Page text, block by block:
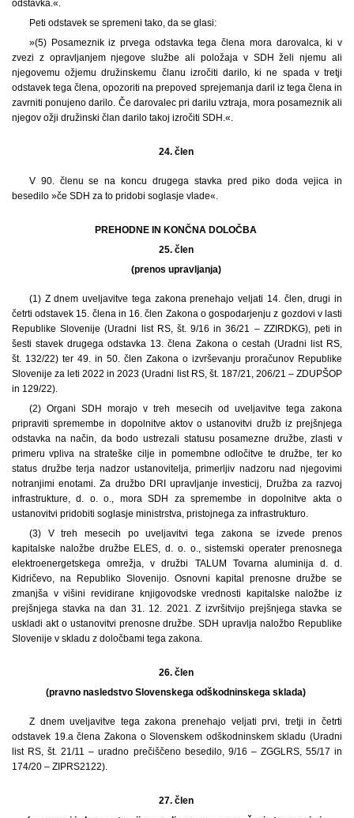
odstavka.«.
Peti odstavek se spremeni tako, da se glasi:
»(5) Posameznik iz prvega odstavka tega člena mora darovalca, ki v
zvezi z opravljanjem njegove službe ali položaja v SDH želi njemu ali
njegovemu ožjemu družinskemu članu izročiti darilo, ki ne spada v tretji
odstavek tega člena, opozoriti na prepoved sprejemanja daril iz tega člena in
zavrniti ponujeno darilo. Če darovalec pri darilu vztraja, mora posameznik ali
njegov ožji družinski član darilo takoj izročiti SDH.«.
24. člen
V 90. členu se na koncu drugega stavka pred piko doda vejica in
besedilo »če SDH za to pridobi soglasje vlade«.
PREHODNE IN KONČNA DOLOČBA
25. člen
(prenos upravljanja)
(1) Z dnem uveljavitve tega zakona prenehajo veljati 14. člen, drugi in
četrti odstavek 15. člena in 16. člen Zakona o gospodarjenju z gozdovi v lasti
Republike Slovenije (Uradni list RS, št. 9/16 in 36/21 – ZZIRDKG), peti in
šesti stavek drugega odstavka 13. člena Zakona o cestah (Uradni list RS,
št. 132/22) ter 49. in 50. člen Zakona o izvrševanju proračunov Republike
Slovenije za leti 2022 in 2023 (Uradni list RS, št. 187/21, 206/21 – ZDUPŠOP
in 129/22).
(2) Organi SDH morajo v treh mesecih od uveljavitve tega zakona
pripraviti spremembe in dopolnitve aktov o ustanovitvi družb iz prejšnjega
odstavka na način, da bodo ustrezali statusu posamezne družbe, zlasti v
primeru vpliva na strateške cilje in pomembne odločitve te družbe, ter ko
status družbe terja nadzor ustanovitelja, primerljiv nadzoru nad njegovimi
notranjimi enotami. Za družbo DRI upravljanje investicij, Družba za razvoj
infrastrukture, d. o. o., mora SDH za spremembe in dopolnitve akta o
ustanovitvi pridobiti soglasje ministrstva, pristojnega za infrastrukturo.
(3) V treh mesecih po uveljavitvi tega zakona se izvede prenos
kapitalske naložbe družbe ELES, d. o. o., sistemski operater prenosnega
elektroenergetskega omrežja, v družbi TALUM Tovarna aluminija d. d.
Kidričevo, na Republiko Slovenijo. Osnovni kapital prenosne družbe se
zmanjša v višini revidirane knjigovodske vrednosti kapitalske naložbe iz
prejšnjega stavka na dan 31. 12. 2021. Z izvršitvijo prejšnjega stavka se
uskladi akt o ustanovitvi prenosne družbe. SDH upravlja naložbo Republike
Slovenije v skladu z določbami tega zakona.
26. člen
(pravno nasledstvo Slovenskega odškodninskega sklada)
Z dnem uveljavitve tega zakona prenehajo veljati prvi, tretji in četrti
odstavek 19.a člena Zakona o Slovenskem odškodninskem skladu (Uradni
list RS, št. 21/11 – uradno prečiščeno besedilo, 9/16 – ZGGLRS, 55/17 in
174/20 – ZIPRS2122).
27. člen